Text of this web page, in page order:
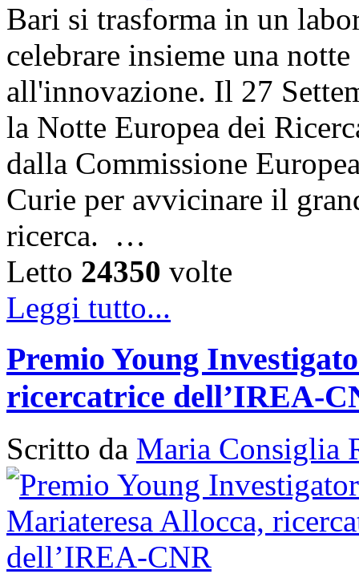
Bari si trasforma in un
celebrare insieme una
all'innovazione. Il 27
la Notte Europea dei
dalla Commissione
Curie per avvicinare il
ricerca. …
Letto 24350 volte
Leggi tutto...
Premio Young
ricercatrice dell’IREA-
Scritto da Maria Consiglia